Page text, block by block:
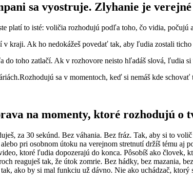
sa vyostruje. Zlyhanie je verejné
platí to isté: voličia rozhodujú podľa toho, čo vidia, počujú
kraji. Ak ho nedokážeš povedať tak, aby ľudia zostali ticho
do toho zatlačí. Ak v rozhovore neisto hľadáš slová, ľudia
Rozhodujú sa v momentoch, keď si nemáš kde schovať
na momenty, ktoré rozhodujú o
za 30 sekúnd. Bez váhania. Bez fráz. Tak, aby si to
pri osobnom útoku na verejnom stretnutí držíš tému aj
ktoré ľudia dopozerajú do konca. Pôsobíš ako človek,
reaguješ tak, že útok zomrie. Bez hádky, bez mazania,
ako by si mal funkciu už dávno. Nie ako uchádzač, ktorý